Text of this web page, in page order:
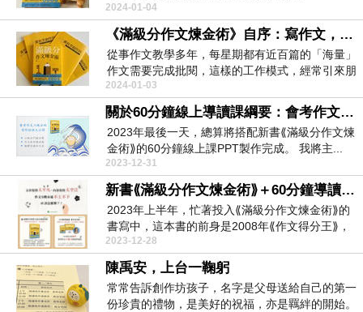
2024-01-04
《滿級分作文煉金術》自序：寫作文，活出非「量產型」的人生風景
從事作文教學多年，每星期都有近百篇的「海量」
作文需要完成批閱，這樣的工作模式，經常引來朋
友充滿同情關...
2024-01-03
關於60分鐘線上導讀課綱要：會考作文六級分的寫作祕訣
2023年最後一天，總算將搭配新書⟪滿級分作文煉
金術⟫的60分鐘線上課PPT製作完成。 我將主...
2023-12-31
新書⟪滿級分作文煉金術⟫＋60分鐘導讀線上課，預購活動開跑囉！
2023年上半年，忙著投入⟪滿級分作文煉金術⟫的
書寫中，這本書的前身是2008年⟪作文得分王⟫，
十多...
2023-12-28
陳禹安，上台一鞠躬
常常告訴創作坊孩子，名字是父母送給自己的第一
份珍貴的禮物，是美好的祝福，亦是羈絆的開始。